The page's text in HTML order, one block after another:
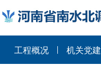
工程概况 机关党建